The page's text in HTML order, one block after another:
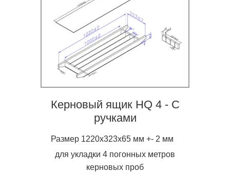
Керновый ящик HQ 4 - С
ручками
Размер 1220х323х65 мм +- 2 мм
для укладки 4 погонных метров
керновых проб